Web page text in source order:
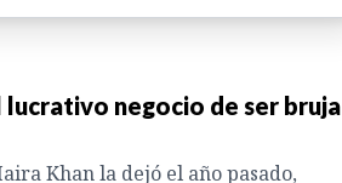
lucrativo negocio de ser bruja
Khan la dejó el año pasado,